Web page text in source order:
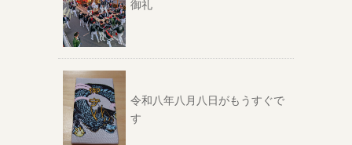
御礼
令和八年八月八日がもうすぐで
す